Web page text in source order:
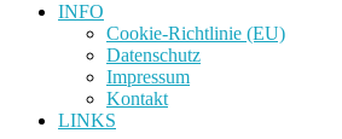
INFO
Cookie-Richtlinie (EU)
Datenschutz
Impressum
Kontakt
LINKS